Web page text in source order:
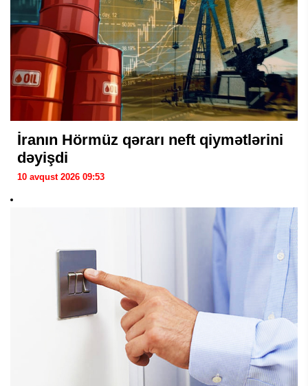
İranın Hörmüz qərarı neft qiymətlərini
dəyişdi
10 avqust 2026 09:53